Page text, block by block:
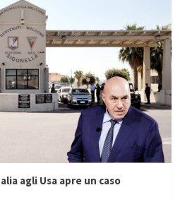
agli Usa apre un caso